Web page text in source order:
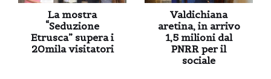
La mostra
“Seduzione
Etrusca” supera i
20mila visitatori
Valdichiana
aretina, in arrivo
1,5 milioni dal
PNRR per il
sociale